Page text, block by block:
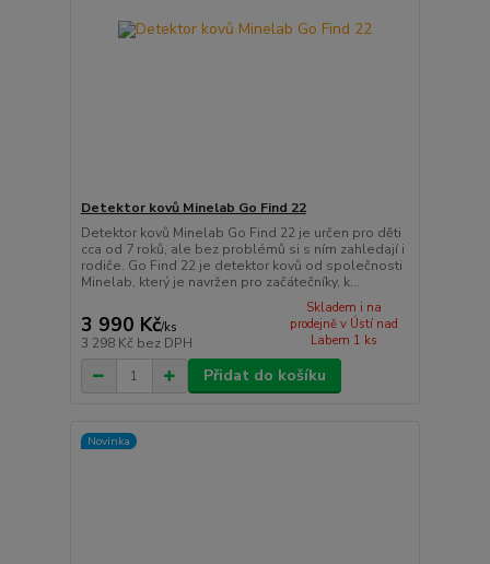
Detektor kovů Minelab Go Find 22
Detektor kovů Minelab Go Find 22 je určen pro děti
cca od 7 roků, ale bez problémů si s ním zahledají i
rodiče. Go Find 22 je detektor kovů od společnosti
Minelab, který je navržen pro začátečníky, k...
3 990 Kč/ks
3 298 Kč bez DPH
Skladem i na
prodejně v Ústí nad
Labem 1 ks
Přidat do košíku
Novinka